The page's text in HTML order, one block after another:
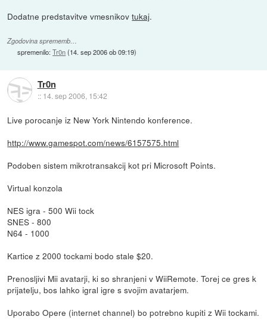
Dodatne predstavitve vmesnikovtukaj.
Zgodovina sprememb…
spremenilo:Tr0n(14. sep 2006 ob 09:19)
Tr0n
:: 14. sep 2006, 15:42
Live porocanje iz New York Nintendo konference.
http://www.gamespot.com/news/6157575.html
Podoben sistem mikrotransakcij kot pri Microsoft Points.
Virtual konzola
NES igra - 500 Wii tock
SNES - 800
N64 - 1000
Kartice z 2000 tockami bodo stale $20.
Prenosljivi Mii avatarji, ki so shranjeni v WiiRemote. Torej ce gres k
prijatelju, bos lahko igral igre s svojim avatarjem.
Uporabo Opere (internet channel) bo potrebno kupiti z Wii tockami.